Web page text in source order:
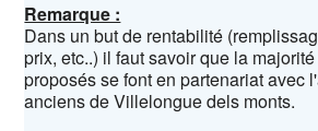
Remarque :
Dans un but de rentabilité
prix, etc..) il faut savoir que la
proposés se font en partenariat avec
anciens de Villelongue dels monts.